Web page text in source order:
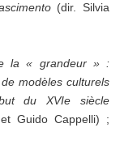
(dir. Silvia
la « grandeur » :
modèles culturels
du XVIe siècle
Guido Cappelli) ;